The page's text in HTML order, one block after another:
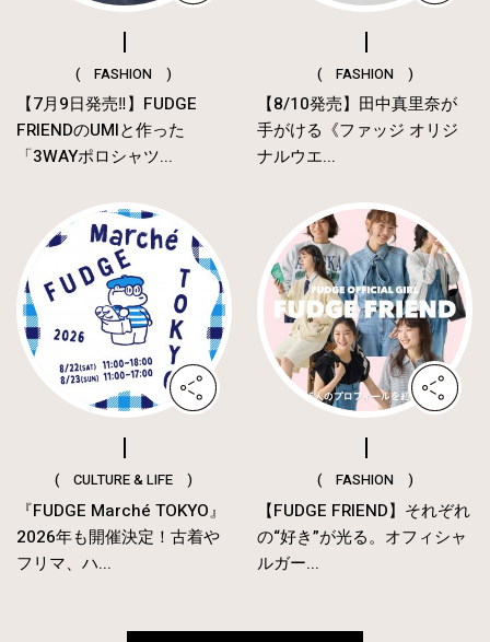
( FASHION )
【7月9日発売‼︎】FUDGE
FRIENDのUMIと作った
「3WAYポロシャツ...
( FASHION )
【8/10発売】田中真里奈が
手がける《ファッジ オリジ
ナルウエ...
( CULTURE & LIFE )
『FUDGE Marché TOKYO』
2026年も開催決定！古着や
フリマ、ハ...
( FASHION )
【FUDGE FRIEND】それぞれ
の“好き”が光る。オフィシャ
ルガー...